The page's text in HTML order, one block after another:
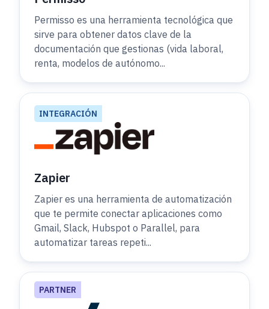
Permisso es una herramienta tecnológica que
sirve para obtener datos clave de la
documentación que gestionas (vida laboral,
renta, modelos de autónomo...
INTEGRACIÓN
Zapier
Zapier es una herramienta de automatización
que te permite conectar aplicaciones como
Gmail, Slack, Hubspot o Parallel, para
automatizar tareas repeti...
PARTNER